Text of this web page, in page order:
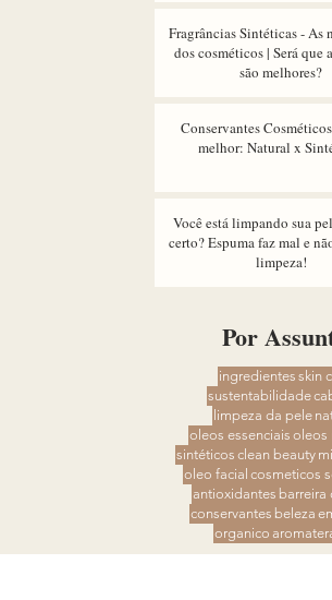
Fragrâncias Sintéticas - As
dos cosméticos | Será que
são melhores?
Conservantes
melhor: Natural x
Você está limpando sua
certo? Espuma faz mal e
limpeza!
Por
ingredientes skin
sustentabilidade
limpeza da pele
oleos essenciais oleos
sintéticos clean beauty
oleo facial cosmeticos
antioxidantes barreira
conservantes beleza
organico